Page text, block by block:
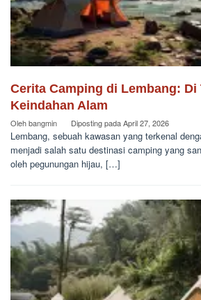
Cerita Camping di Lembang: Di
Keindahan Alam
Olehbangmin Diposting padaApril 27, 2026
Lembang, sebuah kawasan yang terkenal
menjadi salah satu destinasi camping yang
oleh pegunungan hijau, […]